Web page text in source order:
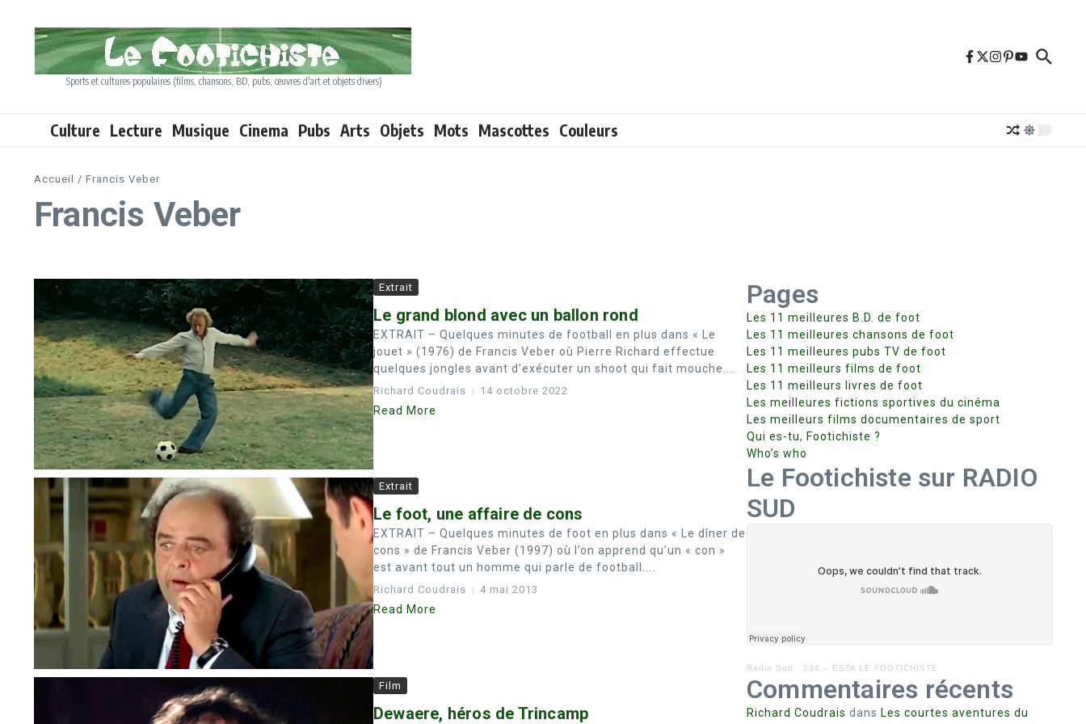
Sports et cultures populaires (films, chansons, BD, pubs, œuvres d'art et objets divers)
Culture Lecture Musique Cinema Pubs Arts Objets Mots Mascottes Couleurs
Accueil / Francis Veber
Francis Veber
Extrait
Le grand blond avec un ballon rond
EXTRAIT – Quelques minutes de football en plus dans « Le
jouet » (1976) de Francis Veber où Pierre Richard effectue
quelques jongles avant d’exécuter un shoot qui fait mouche....
Richard Coudrais 14 octobre 2022
Read More
Extrait
Le foot, une affaire de cons
EXTRAIT – Quelques minutes de foot en plus dans « Le dîner de
cons » de Francis Veber (1997) où l’on apprend qu’un « con »
est avant tout un homme qui parle de football....
Richard Coudrais 4 mai 2013
Read More
Film
Dewaere, héros de Trincamp
Pages
Les 11 meilleures B.D. de foot
Les 11 meilleures chansons de foot
Les 11 meilleures pubs TV de foot
Les 11 meilleurs films de foot
Les 11 meilleurs livres de foot
Les meilleures fictions sportives du cinéma
Les meilleurs films documentaires de sport
Qui es-tu, Footichiste ?
Who’s who
Le Footichiste sur RADIO
SUD
Radio Sud · 234 – ESTA LE FOOTICHISTE
Commentaires récents
Richard Coudrais dans Les courtes aventures du